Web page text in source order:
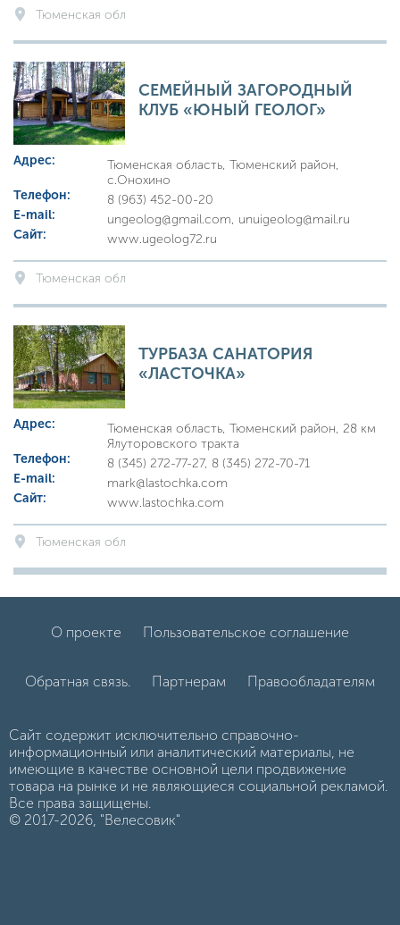
Тюменская обл
СЕМЕЙНЫЙ ЗАГОРОДНЫЙ
КЛУБ «ЮНЫЙ ГЕОЛОГ»
Адрес:
Тюменская область, Тюменский район,
с.Онохино
Телефон:
8 (963) 452-00-20
E-mail:
ungeolog@gmail.com, unuigeolog@mail.ru
Сайт:
www.ugeolog72.ru
Тюменская обл
ТУРБАЗА САНАТОРИЯ
«ЛАСТОЧКА»
Адрес:
Тюменская область, Тюменский район, 28 км
Ялуторовского тракта
Телефон:
8 (345) 272-77-27, 8 (345) 272-70-71
E-mail:
mark@lastochka.com
Сайт:
www.lastochka.com
Тюменская обл
О проекте Пользовательское соглашение
Обратная связь. Партнерам Правообладателям
Сайт содержит исключительно справочно-
информационный или аналитический материалы, не
имеющие в качестве основной цели продвижение
товара на рынке и не являющиеся социальной рекламой.
Все права защищены.
© 2017-2026, "Велесовик"